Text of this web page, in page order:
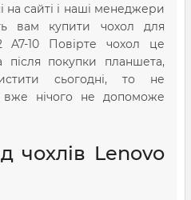
на сайті і наші менеджери
вам купити чохол для
10 Повірте чохол це
покупки планшета,
сьогодні, то не
нічого не допоможе
чохлів Lenovo